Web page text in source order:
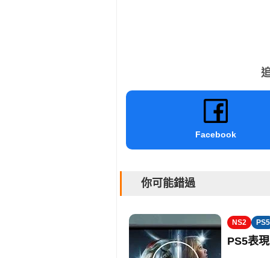
Facebook
你可能錯過
NS2 PS5
PS5表